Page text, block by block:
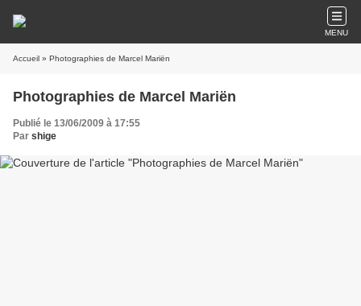
MENU
Accueil » Photographies de Marcel Mariën
Photographies de Marcel Mariën
Publié le 13/06/2009 à 17:55
Par shige